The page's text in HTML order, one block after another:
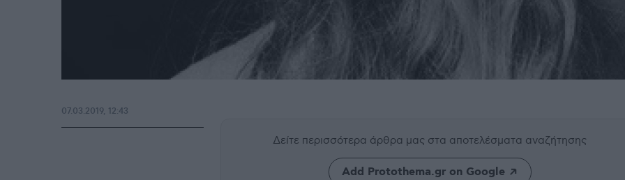
Δείτε περισσότερα άρθρα μας στα αποτελέσματα αναζήτησης
Add Protothema.gr on Google
07.03.2019, 12:43